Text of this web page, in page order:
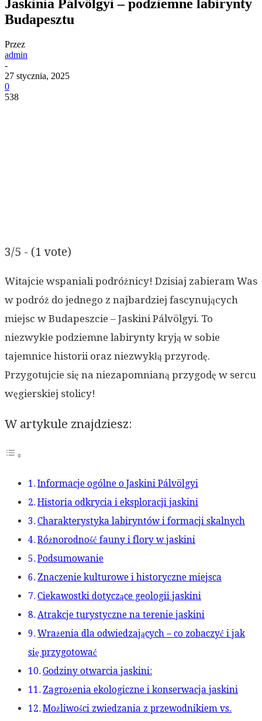
Jaskinia Pálvölgyi – podziemne labirynty
Budapesztu
Przez
admin
-
27 stycznia, 2025
0
538
3/5 - (1 vote)
Witajcie wspaniali podróżnicy! Dzisiaj zabieram Was
w podróż do jednego z najbardziej fascynujących
miejsc w Budapeszcie – Jaskini Pálvölgyi. To
niezwykłe podziemne labirynty kryją w sobie
tajemnice historii oraz niezwykłą przyrodę.
Przygotujcie się na niezapomnianą przygodę w sercu
węgierskiej stolicy!
W artykule znajdziesz:
Informacje ogólne o Jaskini Pálvölgyi
Historia odkrycia i eksploracji jaskini
Charakterystyka labiryntów i formacji skalnych
Różnorodność fauny i flory w jaskini
Podsumowanie
Znaczenie kulturowe i historyczne miejsca
Ciekawostki dotyczące geologii jaskini
Atrakcje turystyczne na terenie jaskini
Wrażenia dla odwiedzających – co zobaczyć i jak
się przygotować
Godziny otwarcia jaskini:
Zagrożenia ekologiczne i konserwacja jaskini
Możliwości zwiedzania z przewodnikiem vs.